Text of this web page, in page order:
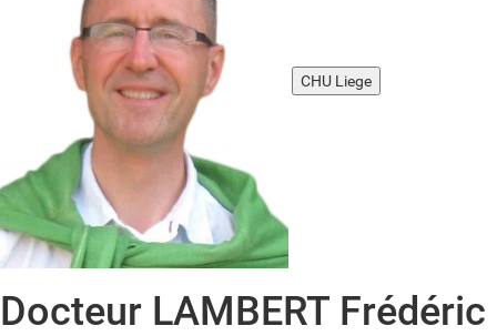
CHU Liege
Docteur LAMBERT Frédéric